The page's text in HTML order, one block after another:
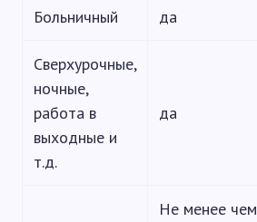
Больничный да
Сверхурочные,
ночные,
работа в
выходные и
т.д.
да
Не менее чем